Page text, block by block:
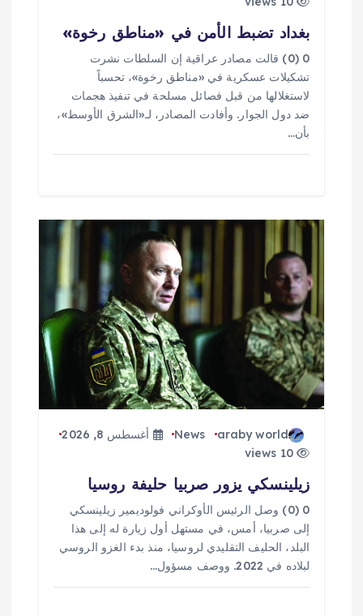
بغداد تضبط الأمن في «مناطق رخوة»
0 (0) قالت مصادر عراقية إن السلطات نشرت
تشكيلات عسكرية في «مناطق رخوة»، تحسباً
لاستغلالها من قبل فصائل مسلحة في تنفيذ هجمات
ضد دول الجوار. وأفادت المصادر، لـ«الشرق الأوسط»،
بأن…
araby world
News
أغسطس 8, 2026
10 views
زيلينسكي يزور صربيا حليفة روسيا
0 (0) وصل الرئيس الأوكراني فولوديمير زيلينسكي
إلى صربيا، أمس، في مستهل أول زيارة له إلى هذا
البلد، الحليف التقليدي لروسيا، منذ بدء الغزو الروسي
لبلاده في 2022. ووصف مسؤول…